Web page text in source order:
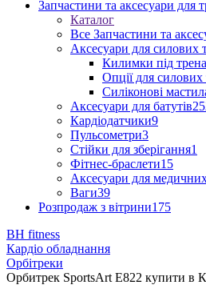
Запчастини та аксесуари для
Каталог
Все Запчастини та
Аксесуари для силових
Килимки під
Опції для силових
Силіконові
Аксесуари для батутів
Кардіодатчики9
Пульсометри3
Стійки для зберігання1
Фітнес-браслети15
Аксесуари для
Ваги39
Розпродаж з вітрини175
BH fitness
Кардіо обладнання
Орбітреки
Орбитрек SportsArt E822 купити в